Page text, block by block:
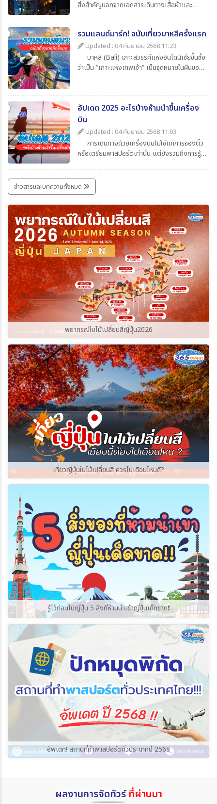
สิ่งสำคัญนอกจากเอกสารเดินทางเสื้อผ้าและ
ข้ามก็คือความรู้เกี่ยวกับเวลาในประเทศปลายทาง
ว่าต่างจากประเทศไทยกี่ชั่วโมงเพื่อจะได้ปรับ
นาฬิกาให้ตรงตามไทม์โซน และยังช่วยให้สื่อสาร
ตรงกับเมืองไทยโดยในบทความนี้ได้รวบรวมข้อมูล
น่าสนใจเกี่ยวกับเวลาที่ไทยต่างจากประเทศอื่น มา
รวมแลนด์มาร์ก! ฉบับเที่ยวบาหลีครั้งแรก
Updated : 04 กันยายน 2568 11:23
บาหลี (Bali) เกาะสวรรค์แห่งอินโดนีเซียขึ้นชื่อ
ว่าเป็น “เกาะแห่งเทพเจ้า” เป็นจุดหมายในฝันของ
สุด ๆ สำหรับใครที่กำลังจะไปบาหลีครั้งแรกและยัง
ไม่รู้จะเริ่มที่ไหน วันนี้ 365Travel(ทัวร์365วัน) ได้
รวม แลนด์มาร์กห้ามพลาด มาให้แล้ว
อัปเดต 2025 อะไรบ้างห้ามนำขึ้นเครื่อง
บิน
Updated : 04 กันยายน 2568 11:03
การเดินทางด้วยเครื่องบินไม่ใช่แค่การจองตั๋ว
หรือเตรียมพาสปอร์ตเท่านั้น แต่ยังรวมถึงการรู้
ต่อการถูกยึด ปรับ หรือถูกปฏิเสธการเดินทางได้
บทความนี้รวบรวมรายการ ล่าสุดปี 2025 มาให้ได้
เช็กกันก่อนเก็บกระเป๋าเที่ยว เพื่อให้การเดินทาง
ราบรื่นและปลอดภัยที่สุด ไปกับ
365Travel(ทัวร์365วัน)
ข่าวสารและบทความทั้งหมด
พยากรณ์ใบไม้เปลี่ยนสีญี่ปุ่น2026
เที่ยวญี่ปุ่นใบไม้เปลี่ยนสี ควรไปเดือนไหนดี?
รู้ไว้ก่อนไปญี่ปุ่น 5 สิ่งที่ห้ามนำเข้าญี่ปุ่นเด็ดขาด❗️
อัพเดท! สถานที่ทำพาสปอร์ตทั่วประเทศปี 2568
ผลงานการจัดทัวร์ที่ผ่านมา